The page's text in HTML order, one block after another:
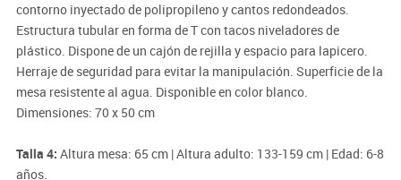
contorno inyectado de polipropileno y cantos redondeados.
Estructura tubular en forma de T con tacos niveladores de
plástico. Dispone de un cajón de rejilla y espacio para lapicero.
Herraje de seguridad para evitar la manipulación. Superficie de la
mesa resistente al agua. Disponible en color blanco.
Dimensiones: 70 x 50 cm
Talla 4: Altura mesa: 65 cm | Altura adulto: 133-159 cm | Edad: 6-8
años.